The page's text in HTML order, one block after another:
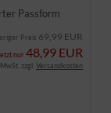
Passform
Preis 69,99 EUR
nur 48,99 EUR
zzgl. Versandkosten